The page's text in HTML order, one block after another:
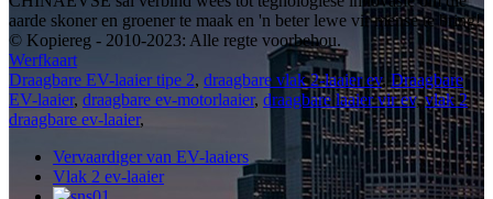
aarde skoner en groener te maak en 'n beter lewe vir mense te bring!
© Kopiereg - 2010-2023: Alle regte voorbehou.
Werfkaart
Draagbare EV-laaier tipe 2, draagbare vlak 2-laaier ev,Draagbare
EV-laaier, draagbare ev-motorlaaier, draagbare laaier vir ev,vlak 2
draagbare ev-laaier,
Vervaardiger van EV-laaiers
Vlak 2 ev-laaier